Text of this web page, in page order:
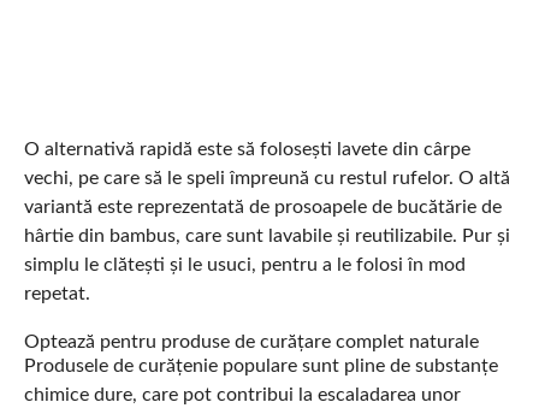
O alternativă rapidă este să folosești lavete din cârpe
vechi, pe care să le speli împreună cu restul rufelor. O altă
variantă este reprezentată de prosoapele de bucătărie de
hârtie din bambus, care sunt lavabile și reutilizabile. Pur și
simplu le clătești și le usuci, pentru a le folosi în mod
repetat.
Optează pentru produse de curățare complet naturale
Produsele de curățenie populare sunt pline de substanțe
chimice dure, care pot contribui la escaladarea unor